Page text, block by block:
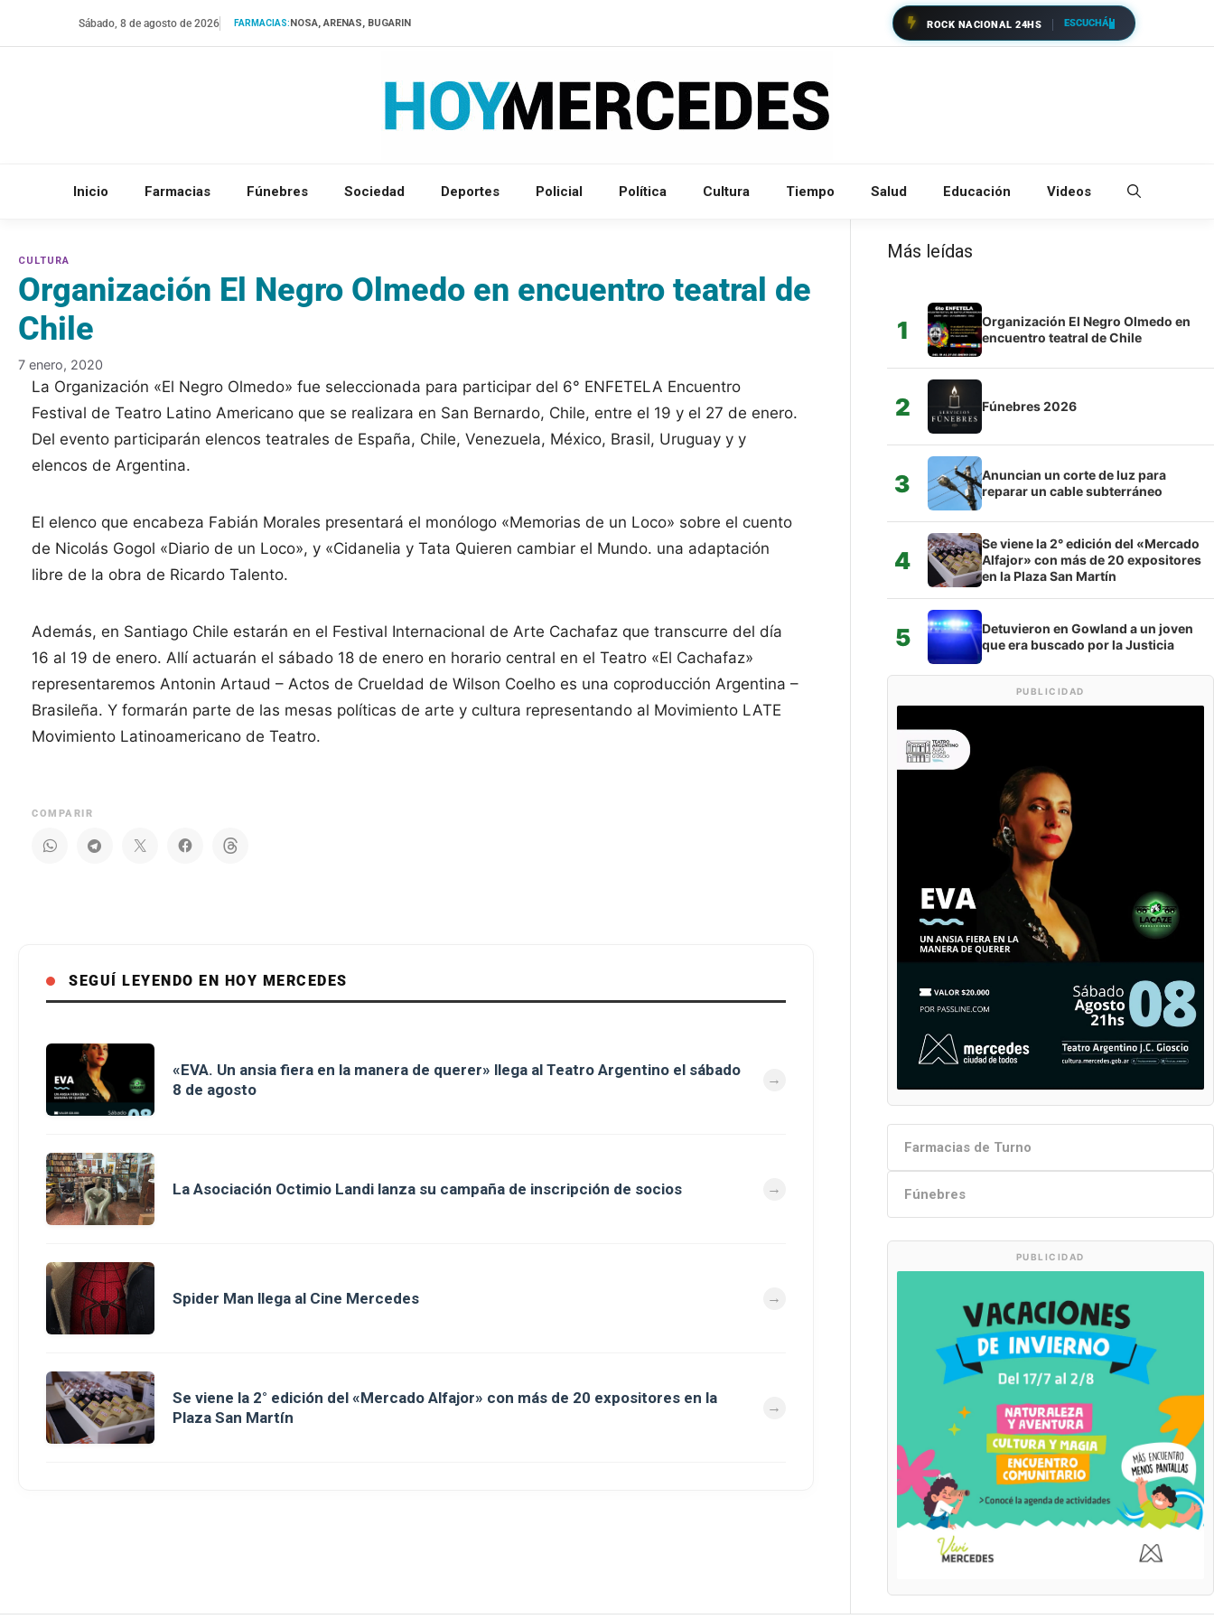
Sábado, 8 de agosto de 2026 FARMACIAS:NOSA, ARENAS, BUGARIN ROCK NACIONAL 24HS ESCUCHÁ
Inicio Farmacias Fúnebres Sociedad Deportes Policial Política Cultura Tiempo Salud Educación Videos
Organización El Negro Olmedo en encuentro teatral de
Chile
7 enero, 2020
La Organización «El Negro Olmedo» fue seleccionada para participar del 6° ENFETELA Encuentro
Festival de Teatro Latino Americano que se realizara en San Bernardo, Chile, entre el 19 y el 27 de enero.
Del evento participarán elencos teatrales de España, Chile, Venezuela, México, Brasil, Uruguay y y
elencos de Argentina.
El elenco que encabeza Fabián Morales presentará el monólogo «Memorias de un Loco» sobre el cuento
de Nicolás Gogol «Diario de un Loco», y «Cidanelia y Tata Quieren cambiar el Mundo. una adaptación
libre de la obra de Ricardo Talento.
Además, en Santiago Chile estarán en el Festival Internacional de Arte Cachafaz que transcurre del día
16 al 19 de enero. Allí actuarán el sábado 18 de enero en horario central en el Teatro «El Cachafaz»
representaremos Antonin Artaud – Actos de Crueldad de Wilson Coelho es una coproducción Argentina –
Brasileña. Y formarán parte de las mesas políticas de arte y cultura representando al Movimiento LATE
Movimiento Latinoamericano de Teatro.
COMPARIR
SEGUÍ LEYENDO EN HOY MERCEDES
«EVA. Un ansia fiera en la manera de querer» llega al Teatro Argentino el sábado
8 de agosto
La Asociación Octimio Landi lanza su campaña de inscripción de socios
Spider Man llega al Cine Mercedes
Se viene la 2° edición del «Mercado Alfajor» con más de 20 expositores en la
Plaza San Martín
Más leídas
1
Organización El Negro Olmedo en
encuentro teatral de Chile
2 Fúnebres 2026
3
Anuncian un corte de luz para
reparar un cable subterráneo
4
Se viene la 2° edición del «Mercado
Alfajor» con más de 20 expositores
en la Plaza San Martín
5
Detuvieron en Gowland a un joven
que era buscado por la Justicia
PUBLICIDAD
Farmacias de Turno
Fúnebres
PUBLICIDAD